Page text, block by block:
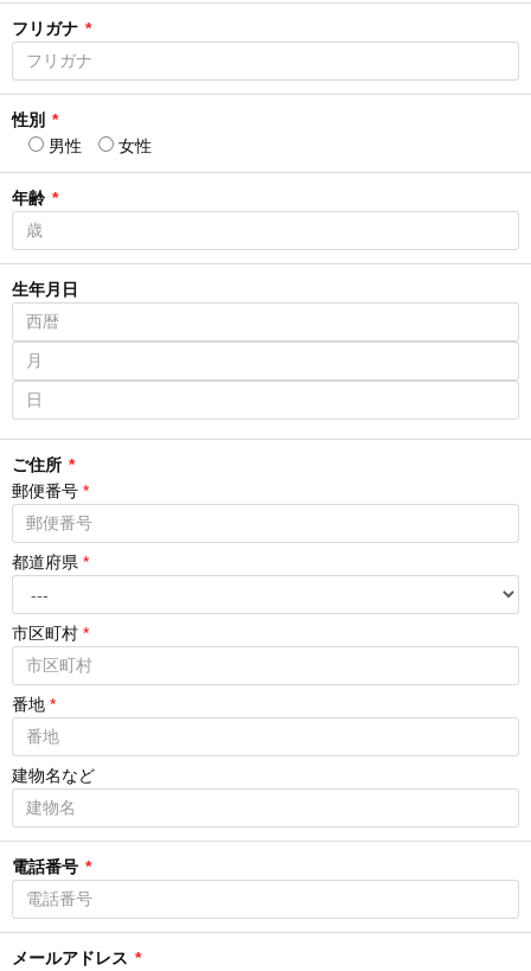
フリガナ *
性別 *
男性
女性
年齢 *
生年月日
ご住所 *
郵便番号 *
都道府県 *
市区町村 *
番地 *
建物名など
電話番号 *
メールアドレス *